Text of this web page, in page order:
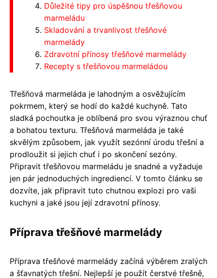
Důležité tipy pro úspěšnou třešňovou
marmeládu
Skladování a trvanlivost třešňové
marmelády
Zdravotní přínosy třešňové marmelády
Recepty s třešňovou marmeládou
Třešňová marmeláda je lahodným a osvěžujícím
pokrmem, který se hodí do každé kuchyně. Tato
sladká pochoutka je oblíbená pro svou výraznou chuť
a bohatou texturu. Třešňová marmeláda je také
skvělým způsobem, jak využít sezónní úrodu třešní a
prodloužit si jejich chuť i po skončení sezóny.
Připravit třešňovou marmeládu je snadné a vyžaduje
jen pár jednoduchých ingrediencí. V tomto článku se
dozvíte, jak připravit tuto chutnou explozi pro vaši
kuchyni a jaké jsou její zdravotní přínosy.
Příprava třešňové marmelády
Příprava třešňové marmelády začíná výběrem zralých
a šťavnatých třešní. Nejlepší je použít čerstvé třešně,